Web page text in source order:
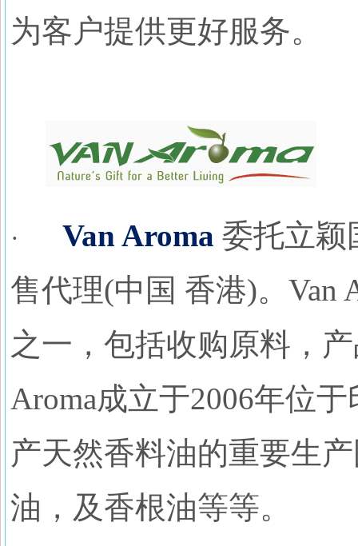
为客户提供更好服务。
· Van Aroma 委托立颖
售代理(中国 香港)。Van
之一，包括收购原料，
Aroma成立于2006年位
产天然香料油的重要生
油，及香根油等等。